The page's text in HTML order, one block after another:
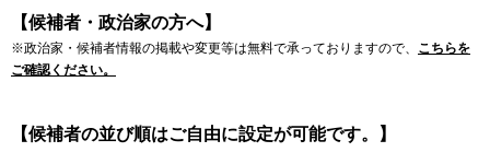
【候補者・政治家の方へ】
※政治家・候補者情報の掲載や変更等は無料で承っておりますので、 こちらを
ご確認ください。
【候補者の並び順はご自由に設定が可能です。】